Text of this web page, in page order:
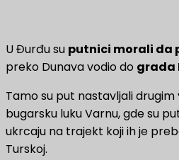
U Đurđu su putnici morali da
preko Dunava vodio do grada
Tamo su put nastavljali drugim
bugarsku luku Varnu, gde su
ukrcaju na trajekt koji ih je
Turskoj.